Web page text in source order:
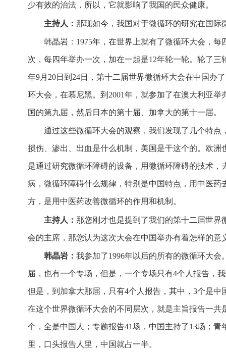
少有效的治法，所以，它就影响了我国的民众健康。
主持人： 那现如今，我国对于微循环的研究在国际
韩晶岩：1975年，在世界上就有了微循环大会，
次，每四年举办一次，加在一起是12年轮一轮。轮了
年9月20日到24日，第十二届世界微循环大会在中国办
环大会，在慕尼黑。到2001年，就参加了在澳大利亚
国的第九届，然后日本的第十届、加拿大的第十一届。
通过这些微循环大会的观察，我们发现了几个特
损伤、渗出、出血是什么机制，美国是干这个的。欧
是通过研究微循环障碍的设备，用微循环障碍的技术
病，微循环障碍什么规律，特别是中国特点，用中医
方，是用中医药改善微循环的作用和机制。
主持人： 那您刚才也是提到了我们的第十二届世
会的主席，那您认为这次大会在中国举办有着怎样的意
韩晶岩： 我参加了1996年以后的所有的微循环大
届，也有一个专场，但是，一个专场只有4个人报告，
但是，到加拿大那届，只有4个人报告，其中，3个是
在这个世界微循环大会的不同层次，就是主旨报告一
个，全是中国人；专题报告41场，中国主持了13场；
里，口头报告人里，中国就占一半。